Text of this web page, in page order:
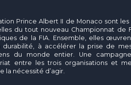
Prince Albert II de Monaco sont
du tout nouveau Championnat de
de la FIA. Ensemble, elles
à accélérer la prise de
du monde entier. Une
entre les trois organisations et
la nécessité d’agir.